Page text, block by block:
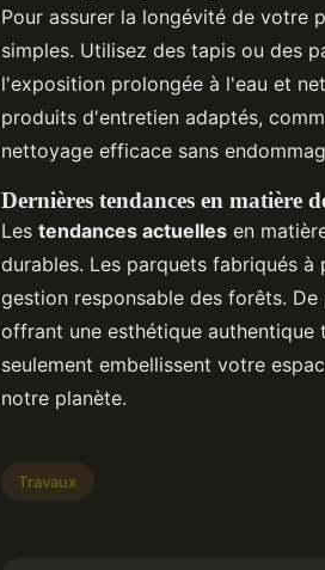
Pour assurer la longévité de votre
simples. Utilisez des tapis ou des
l'exposition prolongée à l'eau et
produits d'entretien adaptés,
nettoyage efficace sans
Dernières tendances en matière
Les tendances actuelles en
durables. Les parquets fabriqués
gestion responsable des forêts.
offrant une esthétique
seulement embellissent votre
notre planète.
Travaux